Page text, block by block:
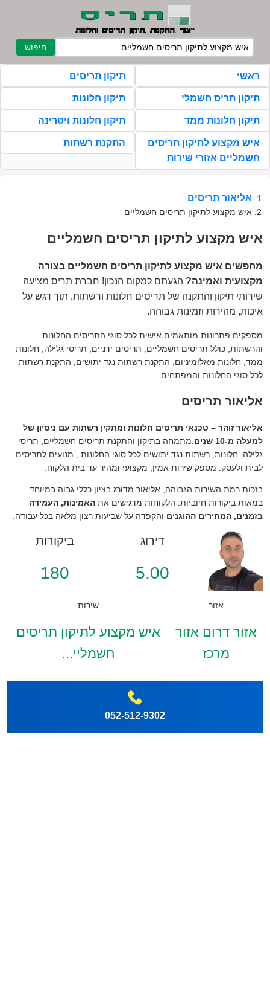
חיפוש
ראשי תיקון תריסים
תיקון תריס חשמלי תיקון חלונות
תיקון חלונות ממד תיקון חלונות ויטרינה
איש מקצוע לתיקון תריסים
חשמליים אזורי שירות
התקנת רשתות
אליאור תריסים
איש מקצוע לתיקון תריסים חשמליים
איש מקצוע לתיקון תריסים חשמליים
מחפשים איש מקצוע לתיקון תריסים חשמליים בצורה
מקצועית ואמינה? הגעתם למקום הנכון! חברת תריס מציעה
שירותי תיקון והתקנה של תריסים חלונות ורשתות, תוך דגש על
איכות, מהירות וזמינות גבוהה.
מספקים פתרונות מותאמים אישית לכל סוגי התריסים החלונות
והרשתות, כולל תריסים חשמליים, תריסים ידניים, תריסי גלילה, חלונות
ממד, חלונות מאלומיניום, התקנת רשתות נגד יתושים, התקנת רשתות
לכל סוגי החלונות והמפתחים.
אליאור תריסים
אליאור זוהר – טכנאי תריסים חלונות ומתקין רשתות עם ניסיון של
למעלה מ-10 שנים
.מתמחה בתיקון והתקנת תריסים חשמליים, תריסי
גלילה, חלונות, רשתות נגד יתושים לכל סוגי החלונות , מנועים לתריסים
לבית ולעסק. מספק שירות אמין, מקצועי ומהיר עד בית הלקוח.
בזכות רמת השירות הגבוהה, אליאור מדורג בציון כללי גבוה במיוחד
במאות ביקורות חיוביות. הלקוחות מדגישים את האמינות, העמידה
בזמנים, המחירים ההוגנים והקפדה על שביעות רצון מלאה בכל עבודה.
דירוג
5.00
ביקורות
180
אזור
אזור דרום אזור
מרכז
שירות
איש מקצוע לתיקון תריסים
חשמליי...
052-512-9302